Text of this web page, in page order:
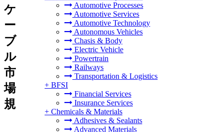
Automotive Processes
Automotive Services
Automotive Technology
Autonomous Vehicles
Chasis & Body
Electric Vehicle
Powertrain
Railways
Transportation & Logistics
+ BFSI
Financial Services
Insurance Services
+ Chemicals & Materials
Adhesives & Sealants
Advanced Materials
ケ
ー
ブ
ル
市
場
規